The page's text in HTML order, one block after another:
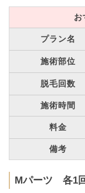
お
プラン名
施術部位
脱毛回数
施術時間
料金
備考
Mパーツ 各1